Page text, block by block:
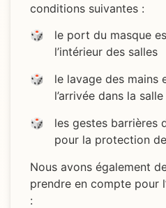
conditions suivantes :
le port du masque
l’intérieur des salles
le lavage des mains
l’arrivée dans la salle
les gestes barrières
pour la protection
Nous avons également
prendre en compte pour
: